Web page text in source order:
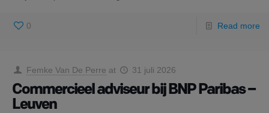
0 Read more
Femke Van De Perre at 31 juli 2026
Commercieel adviseur bij BNP Paribas –
Leuven